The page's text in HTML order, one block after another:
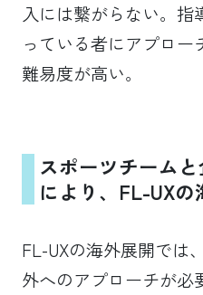
入には繋がらない。指
っている者にアプロー
難易度が高い。
スポーツチーム
により、FL-UXの
FL-UXの海外展開では
外へのアプローチが必